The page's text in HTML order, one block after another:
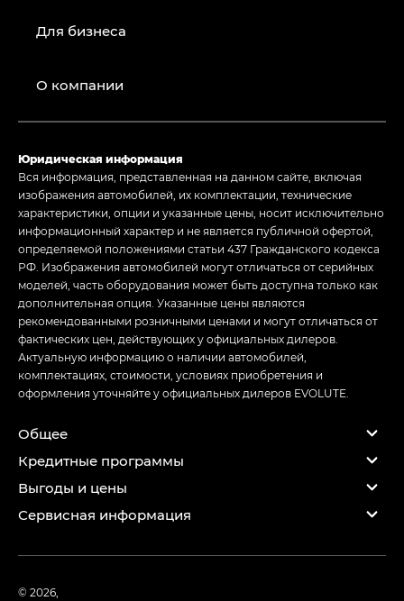
Для бизнеса
О компании
Юридическая информация
Вся информация, представленная на данном сайте, включая
изображения автомобилей, их комплектации, технические
характеристики, опции и указанные цены, носит исключительно
информационный характер и не является публичной офертой,
определяемой положениями статьи 437 Гражданского кодекса
РФ. Изображения автомобилей могут отличаться от серийных
моделей, часть оборудования может быть доступна только как
дополнительная опция. Указанные цены являются
рекомендованными розничными ценами и могут отличаться от
фактических цен, действующих у официальных дилеров.
Актуальную информацию о наличии автомобилей,
комплектациях, стоимости, условиях приобретения и
оформления уточняйте у официальных дилеров EVOLUTE.
Общее
Кредитные программы
Выгоды и цены
Сервисная информация
© 2026,